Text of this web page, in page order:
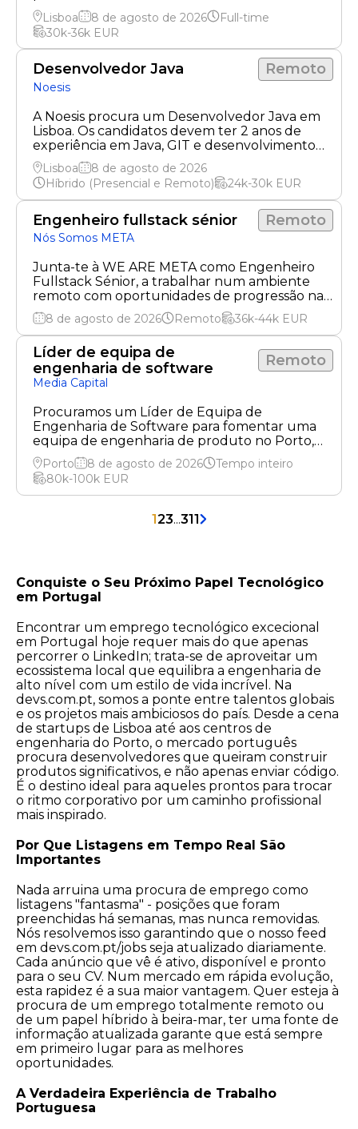
equipe inovadora!
Lisboa 8 de agosto de 2026
Full-time
30k-36k EUR
Desenvolvedor Java Remoto
Noesis
A Noesis procura um Desenvolvedor Java em
Lisboa. Os candidatos devem ter 2 anos de
experiência em Java, GIT e desenvolvimento
web.
Lisboa
8 de agosto de 2026
Híbrido (Presencial e Remoto)
24k-30k EUR
Engenheiro fullstack sénior Remoto
Nós Somos META
Junta-te à WE ARE META como Engenheiro
Fullstack Sénior, a trabalhar num ambiente
remoto com oportunidades de progressão na
carreira e diversos benefícios.
8 de agosto de 2026 Remoto 36k-44k EUR
Líder de equipa de
engenharia de software
Remoto
Media Capital
Procuramos um Líder de Equipa de
Engenharia de Software para fomentar uma
equipa de engenharia de produto no Porto,
oferecendo um modelo de trabalho híbrido e
um salário competitivo.
Porto 8 de agosto de 2026
Tempo inteiro
80k-100k EUR
123...311
Conquiste o Seu Próximo Papel Tecnológico
em Portugal
Encontrar um emprego tecnológico excecional
em Portugal hoje requer mais do que apenas
percorrer o LinkedIn; trata-se de aproveitar um
ecossistema local que equilibra a engenharia de
alto nível com um estilo de vida incrível. Na
devs.com.pt, somos a ponte entre talentos globais
e os projetos mais ambiciosos do país. Desde a cena
de startups de Lisboa até aos centros de
engenharia do Porto, o mercado português
procura desenvolvedores que queiram construir
produtos significativos, e não apenas enviar código.
É o destino ideal para aqueles prontos para trocar
o ritmo corporativo por um caminho profissional
mais inspirado.
Por Que Listagens em Tempo Real São
Importantes
Nada arruina uma procura de emprego como
listagens "fantasma" - posições que foram
preenchidas há semanas, mas nunca removidas.
Nós resolvemos isso garantindo que o nosso feed
em devs.com.pt/jobs seja atualizado diariamente.
Cada anúncio que vê é ativo, disponível e pronto
para o seu CV. Num mercado em rápida evolução,
esta rapidez é a sua maior vantagem. Quer esteja à
procura de um emprego totalmente remoto ou
de um papel híbrido à beira-mar, ter uma fonte de
informação atualizada garante que está sempre
em primeiro lugar para as melhores
oportunidades.
A Verdadeira Experiência de Trabalho
Portuguesa